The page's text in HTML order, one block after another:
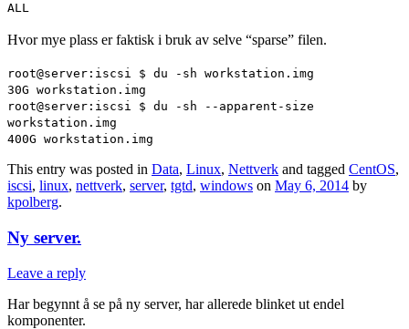
ALL
Hvor mye plass er faktisk i bruk av selve “sparse” filen.
root@server:iscsi $ du -sh workstation.img
30G workstation.img
root@server:iscsi $ du -sh --apparent-size
workstation.img
400G workstation.img
This entry was posted in Data, Linux, Nettverk and tagged CentOS,
iscsi, linux, nettverk, server, tgtd, windows on May 6, 2014 by
kpolberg.
Ny server.
Leave a reply
Har begynnt å se på ny server, har allerede blinket ut endel
komponenter.